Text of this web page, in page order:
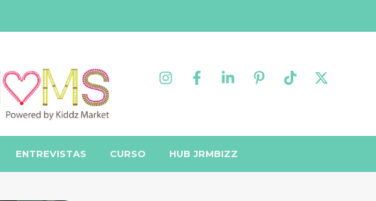
ENTREVISTAS CURSO HUB JRMBIZZ